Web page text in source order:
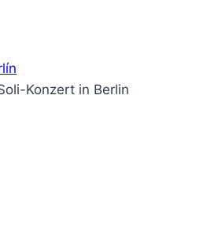
Konzert in Berlin